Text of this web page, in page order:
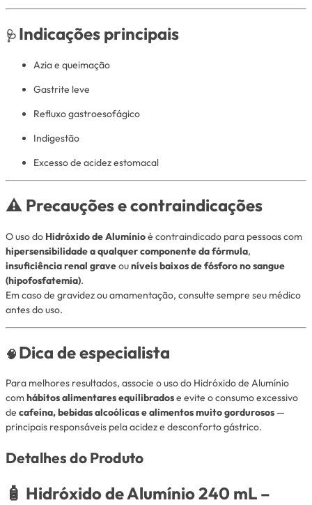
🩺 Indicações principais
Azia e queimação
Gastrite leve
Refluxo gastroesofágico
Indigestão
Excesso de acidez estomacal
⚠️ Precauções e contraindicações
O uso do Hidróxido de Alumínioé contraindicado para pessoas com
hipersensibilidade a qualquer componente da fórmula,
insuficiência renal graveouníveis baixos de fósforo no sangue
(hipofosfatemia).
Em caso de gravidez ou amamentação, consulte sempre seu médico
antes do uso.
🧠 Dica de especialista
Para melhores resultados, associe o uso do Hidróxido de Alumínio
comhábitos alimentares equilibradose evite o consumo excessivo
de cafeína, bebidas alcoólicas e alimentos muito gordurosos —
principais responsáveis pela acidez e desconforto gástrico.
Detalhes do Produto
🧴 Hidróxido de Alumínio 240 mL –